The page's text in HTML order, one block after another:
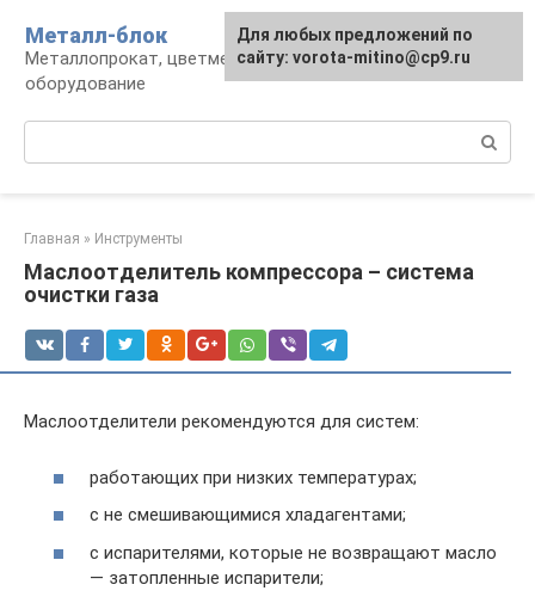
контенту
Металл-блок
Металлопрокат, цветмет, обработка и
оборудование
Главная » Инструменты
Маслоотделитель компрессора – система
очистки газа
Маслоотделители рекомендуются для систем:
работающих при низких температурах;
с не смешивающимися хладагентами;
с испарителями, которые не возвращают масло
— затопленные испарители;
Для любых предложений по
сайту: vorota-mitino@cp9.ru